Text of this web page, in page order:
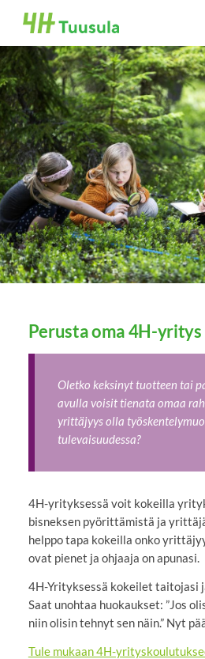
Siirry
sivun
sisältöön
Tuusulan 4H-yhdistys ry.
Perusta oma 4H-yritys
Oletko keksinyt tuotteen tai
avulla voisit tienata omaa
yrittäjyys olla
tulevaisuudessa?
4H-yrityksessä voit kokeilla
bisneksen pyörittämistä ja
helppo tapa kokeilla onko
ovat pienet ja ohjaaja on apunasi.
4H-Yrityksessä kokeilet taitojasi
Saat unohtaa huokaukset: ”Jos
niin olisin tehnyt sen näin.” Nyt
Tule mukaan 4H-